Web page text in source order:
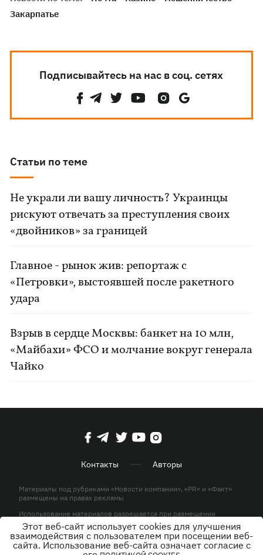
Закарпатье
Подписывайтесь на нас в соц. сетях
Статьи по теме
Не украли ли вашу личность? Украинцы
рискуют отвечать за преступления своих
«двойников» за границей
Главное - рынок жив: репортаж с
«Петровки», выстоявшей после ракетного
удара
Взрыв в сердце Москвы: банкет на 10 млн,
«Майбахи» ФСО и молчание вокруг генерала
Чайко
Контакты Авторы
Материалы под рубриками «Новости компании», «PR» и «Факт»
размещены на правах рекламы
Использование материалов разрешается при размещении
активной гиперссылки на KP.UA в первом абзаце.
© ООО «ЮЛАВ МЕДИА»,2026. Все права защищены.
Этот веб-сайт использует cookies для улучшения
взаимодействия с пользователем при посещении веб-
сайта. Использование веб-сайта означает согласие с